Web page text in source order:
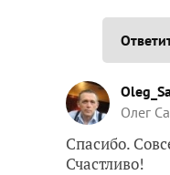
Олег
Спасибо.
Счастливо!